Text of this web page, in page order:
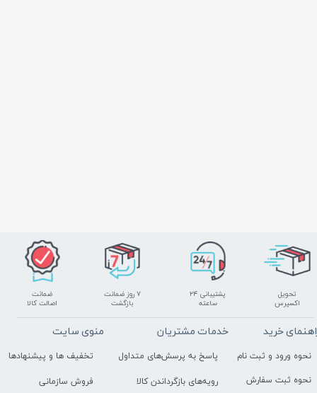
تحویل
اکسپرس
پشتیبانی ۲۴
ساعته
۷ روز ضمانت
بازگشت
ضمانت
اصالت کالا
خرید
نحوه ورود و ثبت نام
نحوه ثبت سفارش
خدمات مشتریان
پاسخ به پرسش‌های متداول
رویه‌های بازگرداندن کالا
منوی سایت
تخفیف ها و پیشنهادها
فروش سازمانی